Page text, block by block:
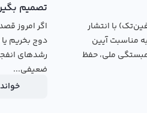
با انتشار
مناسبت آیین
ملی، حفظ
تصمیم
اگر امروز
رشدهای
ضعیفی...